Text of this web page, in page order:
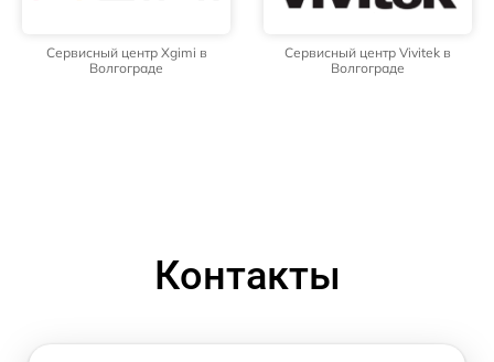
Сервисный центр Xgimi в
Волгограде
Сервисный центр Vivitek в
Волгограде
Контакты